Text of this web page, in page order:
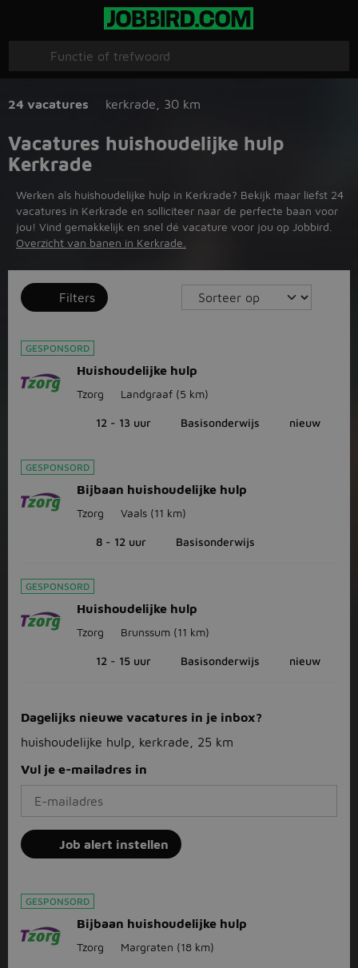
24 vacatures kerkrade 30 km
Vacatures huishoudelijke hulp
Kerkrade
Werken als huishoudelijke hulp in Kerkrade? Bekijk maar liefst 24
vacatures in Kerkrade en solliciteer naar de perfecte baan voor
jou! Vind gemakkelijk en snel dé vacature voor jou op Jobbird.
Overzicht van banen in Kerkrade.
Filters
GESPONSORD
Huishoudelijke hulp
Tzorg Landgraaf (5 km)
12 - 13 uur Basisonderwijs nieuw
GESPONSORD
Bijbaan huishoudelijke hulp
Tzorg Vaals (11 km)
8 - 12 uur Basisonderwijs
GESPONSORD
Huishoudelijke hulp
Tzorg Brunssum (11 km)
12 - 15 uur Basisonderwijs nieuw
Dagelijks nieuwe vacatures in je inbox?
huishoudelijke hulp, kerkrade, 25 km
Vul je e-mailadres in
Job alert instellen
GESPONSORD
Bijbaan huishoudelijke hulp
Tzorg Margraten (18 km)